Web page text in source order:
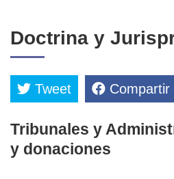
Doctrina y
Tweet Compartir
Tribunales y
y donaciones